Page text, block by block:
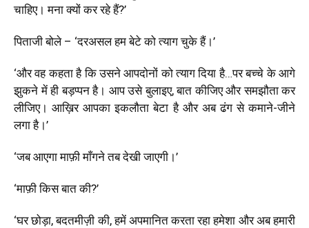
चाहिए। मना क्यों कर रहे हैं?’
पिताजी बोले – ‘दरअसल हम बेटे को त्याग चुके हैं।’
‘और वह कहता है कि उसने आपदोनों को त्याग दिया है…पर बच्चे के आगे
झुकने में ही बड़प्पन है। आप उसे बुलाइए, बात कीजिए और समझौता कर
लीजिए। आख़िर आपका इकलौता बेटा है और अब ढंग से कमाने-जीने
लगा है।’
‘जब आएगा माफ़ी माँगने तब देखी जाएगी।’
‘माफ़ी किस बात की?’
‘घर छोड़ा, बदतमीज़ी की, हमें अपमानित करता रहा हमेशा और अब हमारी